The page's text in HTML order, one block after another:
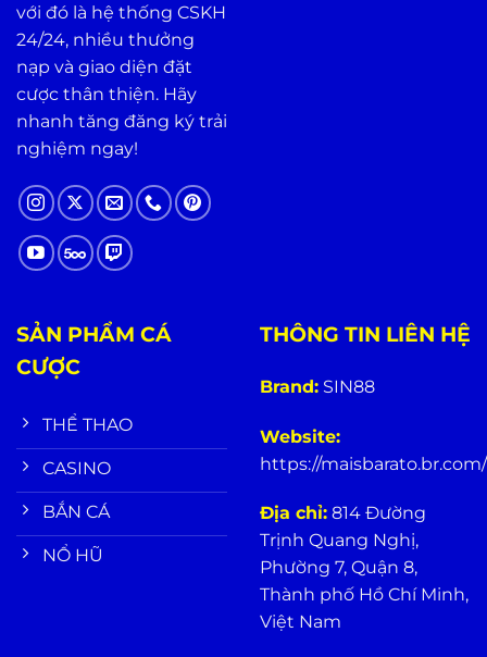
với đó là hệ thống CSKH
24/24, nhiều thưởng
nạp và giao diện đặt
cược thân thiện. Hãy
nhanh tăng đăng ký trải
nghiệm ngay!
SẢN PHẨM CÁ
CƯỢC
THỂ THAO
CASINO
BẮN CÁ
NỔ HŨ
THÔNG TIN LIÊN HỆ
Brand: SIN88
Website:
https://maisbarato.br.com/
Địa chỉ: 814 Đường
Trịnh Quang Nghị,
Phường 7, Quận 8,
Thành phố Hồ Chí Minh,
Việt Nam